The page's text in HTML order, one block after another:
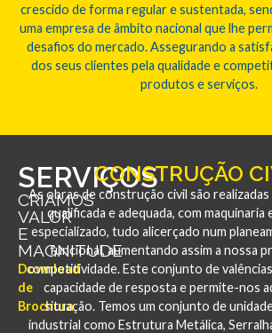
crescido de forma regular e sustentada,
uma empresa de âmbito nacional que lhe
desafios do mercado. Assegurando a
dos seus clientes pela qualidade e
produtos e serviços.
SERVIÇOS
CRIAMOS
VALOR
E
MAGNITUDE
Download
de
Brochura
CONSTRUÇÃO
As obras de construção civil são
qualificada e adequada, com maquinaria
especializado, tudo alicerçado num
funcional, aumentando assim a nossa
competitividade. Este conjunto de
capacidade de resposta e permite-nos
situação. Temos um conjunto de
industrial como Estrutura Metálica,